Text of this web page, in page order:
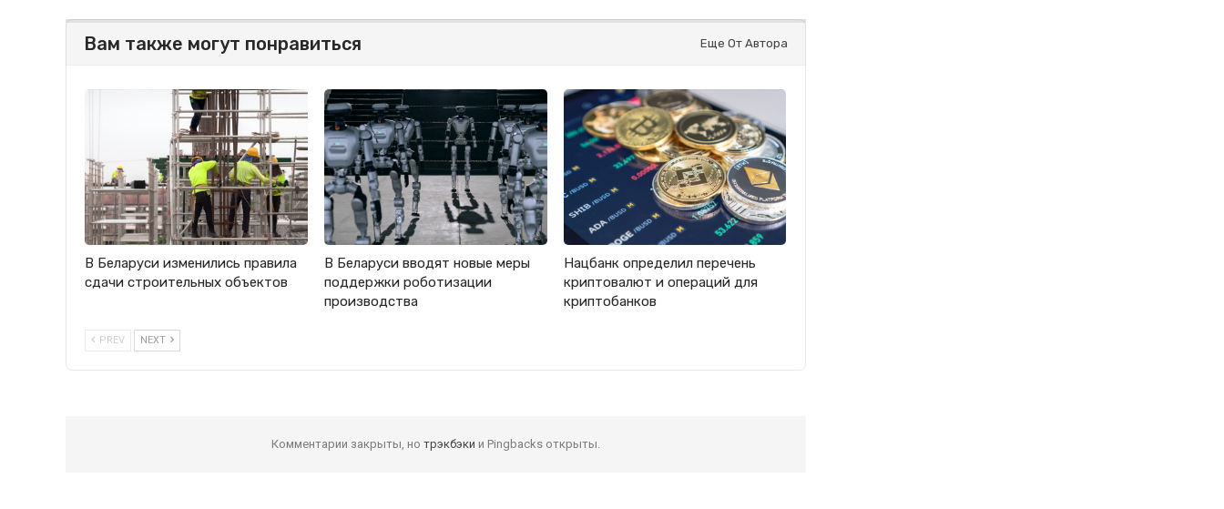
Вам также могут понравиться Еще От Автора
В Беларуси изменились правила
сдачи строительных объектов
В Беларуси вводят новые меры
поддержки роботизации
производства
Нацбанк определил перечень
криптовалют и операций для
криптобанков
PREV NEXT
Комментарии закрыты, но трэкбэки и Pingbacks открыты.